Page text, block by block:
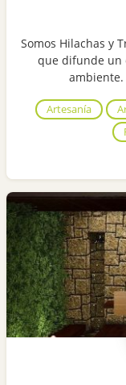
Somos Hilachas y
que difunde un
ambiente.
Artesanía